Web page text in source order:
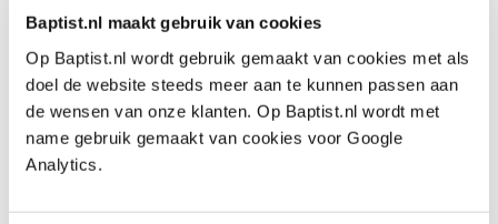
Baptist.nl maakt gebruik van cookies
Op Baptist.nl wordt gebruik gemaakt van cookies met als
doel de website steeds meer aan te kunnen passen aan
de wensen van onze klanten. Op Baptist.nl wordt met
name gebruik gemaakt van cookies voor Google
Analytics.
€ 39,70 inkl. MwSt
€ 32,81 ohne MwSt
Auf Lager
Vergleich